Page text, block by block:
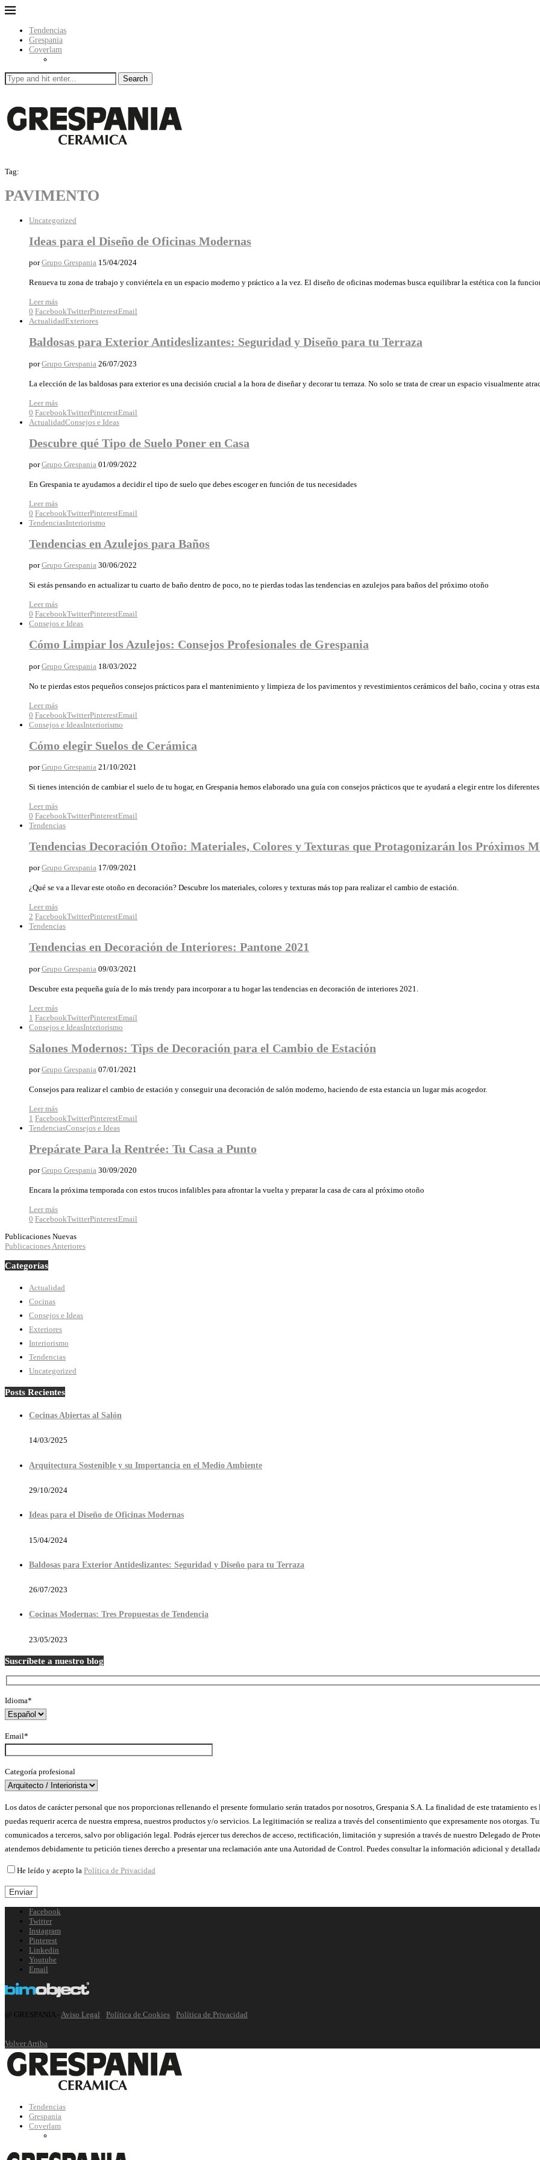
Tendencias
Grespania
Coverlam
Search
Tag:
PAVIMENTO
Uncategorized
Ideas para el Diseño de Oficinas Modernas
porGrupo Grespania 15/04/2024
Renueva tu zona de trabajo y conviértela en un espacio moderno y práctico a la vez. El diseño de oficinas modernas busca equilibrar la estética con la
Leer más
0 FacebookTwitterPinterestEmail
ActualidadExteriores
Baldosas para Exterior Antideslizantes: Seguridad y Diseño para tu Terraza
porGrupo Grespania 26/07/2023
La elección de las baldosas para exterior es una decisión crucial a la hora de diseñar y decorar tu terraza. No solo se trata de crear un espacio visualmente
Leer más
0 FacebookTwitterPinterestEmail
ActualidadConsejos e Ideas
Descubre qué Tipo de Suelo Poner en Casa
porGrupo Grespania 01/09/2022
En Grespania te ayudamos a decidir el tipo de suelo que debes escoger en función de tus necesidades
Leer más
0 FacebookTwitterPinterestEmail
TendenciasInteriorismo
Tendencias en Azulejos para Baños
porGrupo Grespania 30/06/2022
Si estás pensando en actualizar tu cuarto de baño dentro de poco, no te pierdas todas las tendencias en azulejos para baños del próximo otoño
Leer más
0 FacebookTwitterPinterestEmail
Consejos e Ideas
Cómo Limpiar los Azulejos: Consejos Profesionales de Grespania
porGrupo Grespania 18/03/2022
No te pierdas estos pequeños consejos prácticos para el mantenimiento y limpieza de los pavimentos y revestimientos cerámicos del baño, cocina y otras
Leer más
0 FacebookTwitterPinterestEmail
Consejos e IdeasInteriorismo
Cómo elegir Suelos de Cerámica
porGrupo Grespania 21/10/2021
Si tienes intención de cambiar el suelo de tu hogar, en Grespania hemos elaborado una guía con consejos prácticos que te ayudará a elegir entre los
Leer más
0 FacebookTwitterPinterestEmail
Tendencias
Tendencias Decoración Otoño: Materiales, Colores y Texturas que Protagonizarán los Próximos
porGrupo Grespania 17/09/2021
¿Qué se va a llevar este otoño en decoración? Descubre los materiales, colores y texturas más top para realizar el cambio de estación.
Leer más
2 FacebookTwitterPinterestEmail
Tendencias
Tendencias en Decoración de Interiores: Pantone 2021
porGrupo Grespania 09/03/2021
Descubre esta pequeña guía de lo más trendy para incorporar a tu hogar las tendencias en decoración de interiores 2021.
Leer más
1 FacebookTwitterPinterestEmail
Consejos e IdeasInteriorismo
Salones Modernos: Tips de Decoración para el Cambio de Estación
porGrupo Grespania 07/01/2021
Consejos para realizar el cambio de estación y conseguir una decoración de salón moderno, haciendo de esta estancia un lugar más acogedor.
Leer más
1 FacebookTwitterPinterestEmail
TendenciasConsejos e Ideas
Prepárate Para la Rentrée: Tu Casa a Punto
porGrupo Grespania 30/09/2020
Encara la próxima temporada con estos trucos infalibles para afrontar la vuelta y preparar la casa de cara al próximo otoño
Leer más
0 FacebookTwitterPinterestEmail
Publicaciones Nuevas
Publicaciones Anteriores
Categorías
Actualidad
Cocinas
Consejos e Ideas
Exteriores
Interiorismo
Tendencias
Uncategorized
Posts Recientes
Cocinas Abiertas al Salón
14/03/2025
Arquitectura Sostenible y su Importancia en el Medio Ambiente
29/10/2024
Ideas para el Diseño de Oficinas Modernas
15/04/2024
Baldosas para Exterior Antideslizantes: Seguridad y Diseño para tu Terraza
26/07/2023
Cocinas Modernas: Tres Propuestas de Tendencia
23/05/2023
Suscríbete a nuestro blog
Idioma*
Email*
Categoría profesional
Los datos de carácter personal que nos proporcionas rellenando el presente formulario serán tratados por nosotros, Grespania S.A. La finalidad de este
puedas requerir acerca de nuestra empresa, nuestros productos y/o servicios. La legitimación se realiza a través del consentimiento que expresamente nos otorgas.
comunicados a terceros, salvo por obligación legal. Podrás ejercer tus derechos de acceso, rectificación, limitación y supresión a través de nuestro Delegado de
atendemos debidamente tu petición tienes derecho a presentar una reclamación ante una Autoridad de Control. Puedes consultar la información adicional y
He leído y acepto la Política de Privacidad
Facebook
Twitter
Instagram
Pinterest
Linkedin
Youtube
Email
@ GRESPANIA - Aviso Legal · Política de Cookies · Política de Privacidad
Volver Arriba
Tendencias
Grespania
Coverlam